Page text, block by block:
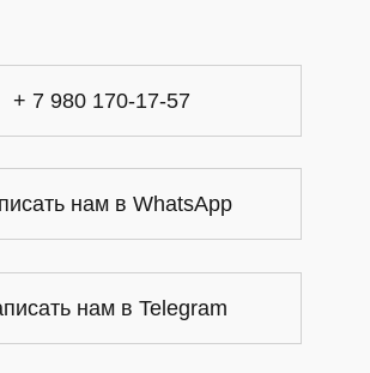
+ 7 980 170-17-57
нам в WhatsApp
нам в Telegram